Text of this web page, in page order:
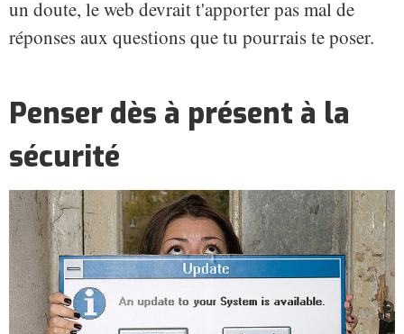
un doute, le web devrait t'apporter pas mal de
réponses aux questions que tu pourrais te poser.
Penser dès à présent à la
sécurité